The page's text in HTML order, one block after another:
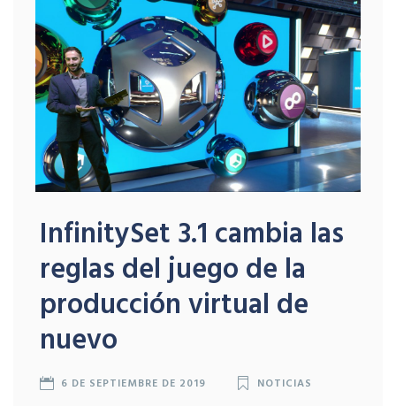
InfinitySet 3.1 cambia las
reglas del juego de la
producción virtual de
nuevo
6 DE SEPTIEMBRE DE 2019 NOTICIAS